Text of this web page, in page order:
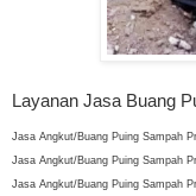
Layanan Jasa Buang
Jasa Angkut/Buang Puing Sampah
Jasa Angkut/Buang Puing Sampah
Jasa Angkut/Buang Puing Sampah